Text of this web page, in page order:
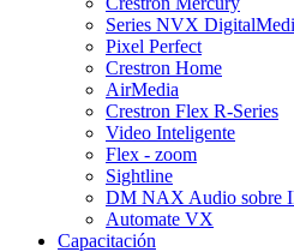
Series NVX
Pixel Perfect
Crestron Home
AirMedia
Crestron Flex R-Series
Video Inteligente
Flex - zoom
Sightline
DM NAX Audio sobre
Automate VX
Capacitación